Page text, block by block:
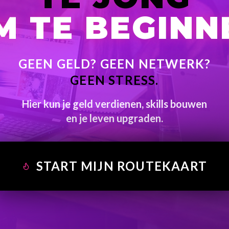
TE
GEEN GELD? GEEN NETWERK?
GEEN STRESS.
Hier kun je geld verdienen, skills bouwen
en je leven upgraden.
START MIJN ROUTEKAART